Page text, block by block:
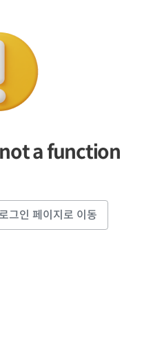
a function
로그인 페이지로 이동